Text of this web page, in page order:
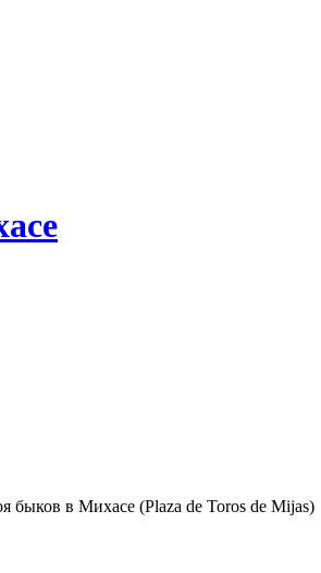
быков в Михасе (Plaza de Toros de Mijas)